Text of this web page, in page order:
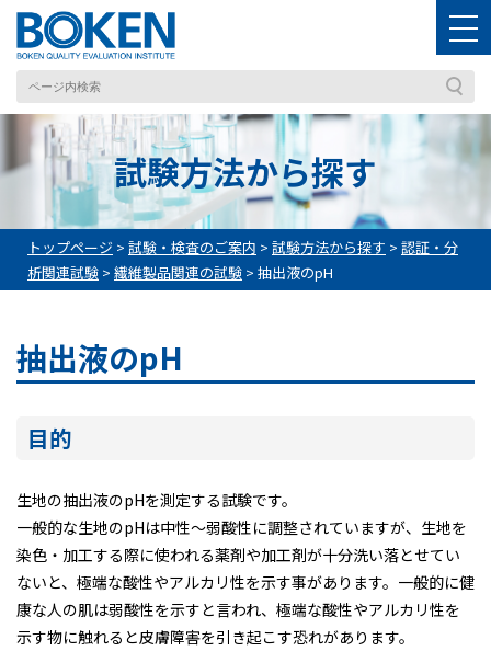
試験方法から探す
トップページ > 試験・検査のご案内 > 試験方法から探す > 認証・分
析関連試験 > 繊維製品関連の試験 > 抽出液のpH
抽出液のpH
目的
生地の抽出液のpHを測定する試験です。
一般的な生地のpHは中性～弱酸性に調整されていますが、生地を
染色・加工する際に使われる薬剤や加工剤が十分洗い落とせてい
ないと、極端な酸性やアルカリ性を示す事があります。一般的に健
康な人の肌は弱酸性を示すと言われ、極端な酸性やアルカリ性を
示す物に触れると皮膚障害を引き起こす恐れがあります。